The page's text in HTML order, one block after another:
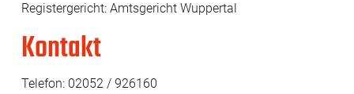
Registergericht: Amtsgericht Wuppertal
Kontakt
Telefon: 02052 / 926160